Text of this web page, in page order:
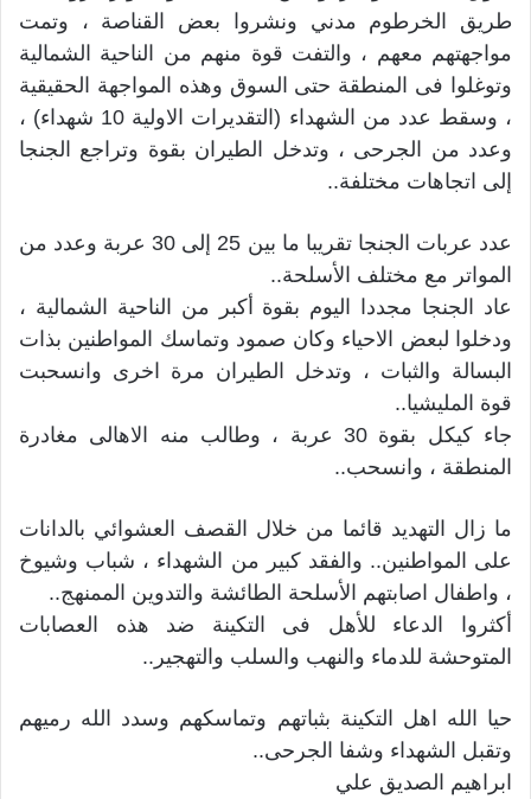
طريق الخرطوم مدني ونشروا بعض القناصة ، وتمت
مواجهتهم معهم ، والتفت قوة منهم من الناحية الشمالية
وتوغلوا فى المنطقة حتى السوق وهذه المواجهة الحقيقية
، وسقط عدد من الشهداء (التقديرات الاولية 10 شهداء) ،
وعدد من الجرحى ، وتدخل الطيران بقوة وتراجع الجنجا
إلى اتجاهات مختلفة..
عدد عربات الجنجا تقريبا ما بين 25 إلى 30 عربة وعدد من
المواتر مع مختلف الأسلحة..
عاد الجنجا مجددا اليوم بقوة أكبر من الناحية الشمالية ،
ودخلوا لبعض الاحياء وكان صمود وتماسك المواطنين بذات
البسالة والثبات ، وتدخل الطيران مرة اخرى وانسحبت
قوة المليشيا..
جاء كيكل بقوة 30 عربة ، وطالب منه الاهالى مغادرة
المنطقة ، وانسحب..
ما زال التهديد قائما من خلال القصف العشوائي بالدانات
على المواطنين.. والفقد كبير من الشهداء ، شباب وشيوخ
، واطفال اصابتهم الأسلحة الطائشة والتدوين الممنهج..
أكثروا الدعاء للأهل فى التكينة ضد هذه العصابات
المتوحشة للدماء والنهب والسلب والتهجير..
حيا الله اهل التكينة بثباتهم وتماسكهم وسدد الله رميهم
وتقبل الشهداء وشفا الجرحى..
ابراهيم الصديق علي